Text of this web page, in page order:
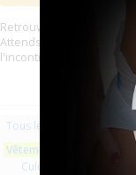
Retrouverez sur cette
Attends, Bambino...) et
l'incontinence.
Tous les produits
Vêtements en latex
Culottes latex